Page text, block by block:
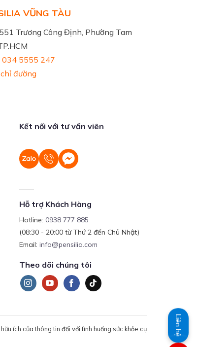
VŨNG TÀU
551 Trương Công Định, Phường Tam
034 5555 247
đường
Kết nối với tư vấn viên
Hỗ trợ Khách Hàng
Hotline:0938 777 885
(08:30 - 20:00 từ Thứ 2 đến Chủ Nhật)
Email:info@pensilia.com
Theo dõi chúng tôi
ích của thông tin đối với tình huống sức khỏe cụ
Liên hệ